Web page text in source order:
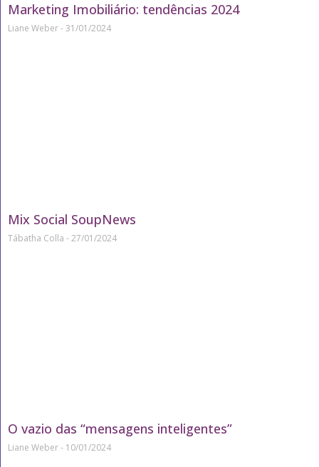
Marketing Imobiliário: tendências 2024
Liane Weber 31/01/2024
Mix Social SoupNews
Tábatha Colla 27/01/2024
O vazio das “mensagens inteligentes”
Liane Weber 10/01/2024